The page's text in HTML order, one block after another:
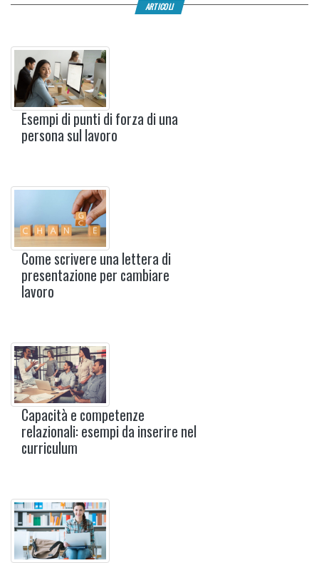
ARTICOLI
Esempi di punti di forza di una
persona sul lavoro
Come scrivere una lettera di
presentazione per cambiare
lavoro
Capacità e competenze
relazionali: esempi da inserire nel
curriculum